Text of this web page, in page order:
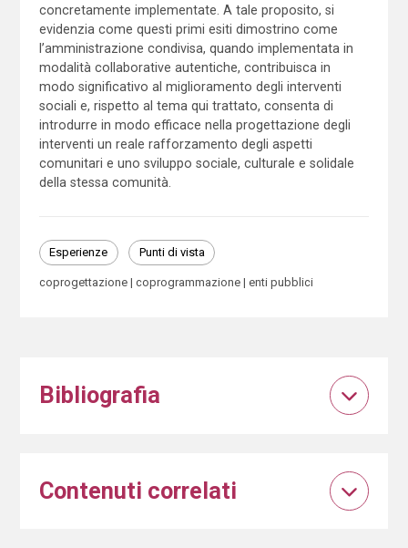
concretamente implementate. A tale proposito, si
evidenzia come questi primi esiti dimostrino come
l’amministrazione condivisa, quando implementata in
modalità collaborative autentiche, contribuisca in
modo significativo al miglioramento degli interventi
sociali e, rispetto al tema qui trattato, consenta di
introdurre in modo efficace nella progettazione degli
interventi un reale rafforzamento degli aspetti
comunitari e uno sviluppo sociale, culturale e solidale
della stessa comunità.
Esperienze Punti di vista
coprogettazione coprogrammazione enti pubblici
Bibliografia
Contenuti correlati